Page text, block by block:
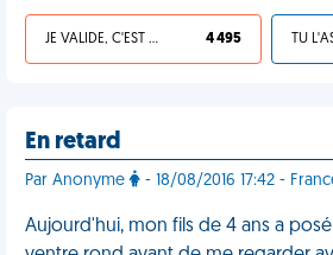
JE VALIDE, C'EST UNE VDM 4 495
En retard
Par Anonyme - 18/08/2016 17:42 -
Aujourd'hui, mon fils de 4 ans a